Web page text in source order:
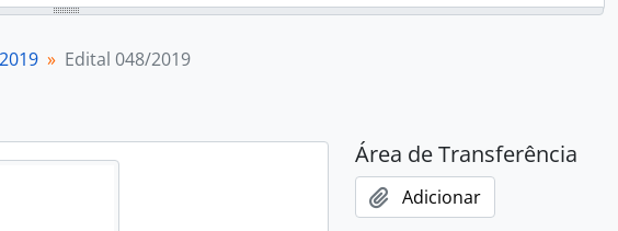
2019 Edital 048/2019
Área de Transferência
Adicionar